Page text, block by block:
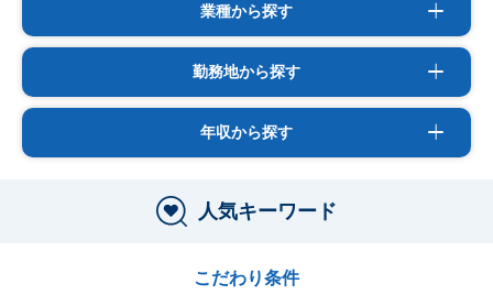
業種から探す
勤務地から探す
年収から探す
人気キーワード
こだわり条件